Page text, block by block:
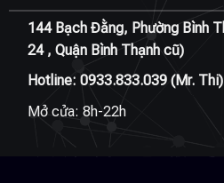
144 Bạch Đằng, Phường Bình
24 , Quận Bình Thạnh cũ)
Hotline: 0933.833.039(Mr. Thi)
Mở cửa: 8h-22h